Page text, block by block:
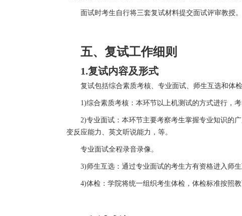
面试时考生自行将三套复试材料提交面试评审教授。
五、 复试工作细则
1.复试内容及形式
复试包括综合素质考核、专业面试、师生互选和体检
1)综合素质考核：本环节以上机测试的方式进行，考
2)专业面试：本环节主要考察考生掌握专业知识的
变反应能力、英文听说能力，等。
专业面试全程录音录像。
3)师生互选：通过专业面试的考生方有资格进入师
4)体检：学院将统一组织考生体检，体检标准按照